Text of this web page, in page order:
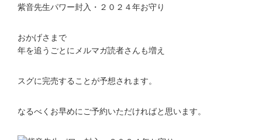
紫音先生パワー封入・２０２４年お守り
おかげさまで
年を追うごとにメルマガ読者さんも増え
スグに完売することが予想されます。
なるべくお早めにご予約いただければと思います。